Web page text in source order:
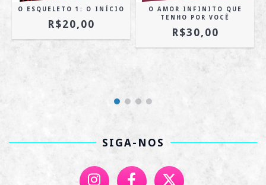
O ESQUELETO 1: O INÍCIO
R$20,00
O AMOR INFINITO QUE
TENHO POR VOCÊ
R$30,00
SIGA-NOS